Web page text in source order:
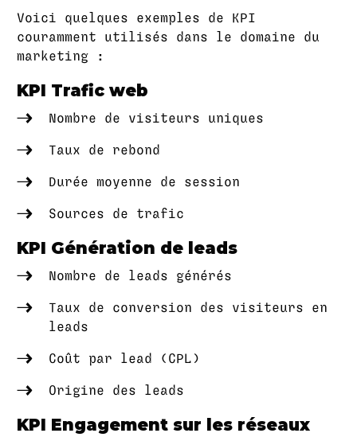
Voici quelques exemples de KPI
couramment utilisés dans le domaine du
marketing :
KPI Trafic web
Nombre de visiteurs uniques
Taux de rebond
Durée moyenne de session
Sources de trafic
KPI Génération de leads
Nombre de leads générés
Taux de conversion des visiteurs en
leads
Coût par lead (CPL)
Origine des leads
KPI Engagement sur les réseaux